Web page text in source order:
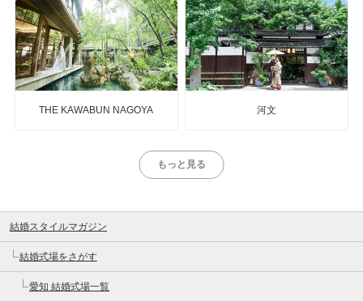
THE KAWABUN NAGOYA 河文
もっと見る
結婚スタイルマガジン
結婚式場をさがす
愛知 結婚式場一覧